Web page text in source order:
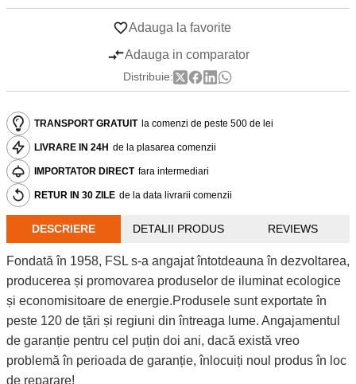
Adauga la favorite
Adauga in comparator
Distribuie:
TRANSPORT GRATUIT la comenzi de peste 500 de lei
LIVRARE IN 24H de la plasarea comenzii
IMPORTATOR DIRECT fara intermediari
RETUR IN 30 ZILE de la data livrarii comenzii
DESCRIERE DETALII PRODUS REVIEWS
Fondată în 1958, FSL s-a angajat întotdeauna în dezvoltarea,
producerea și promovarea produselor de iluminat ecologice
și economisitoare de energie.Produsele sunt exportate în
peste 120 de țări și regiuni din întreaga lume. Angajamentul
de garanție pentru cel puțin doi ani, dacă există vreo
problemă în perioada de garanție, înlocuiți noul produs în loc
de reparare!